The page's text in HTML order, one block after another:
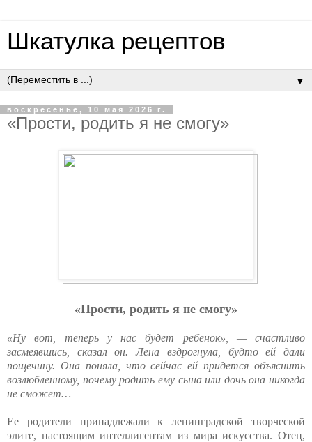
Шкатулка рецептов
▼
воскресенье, 10 мая 2026 г.
«Пpocти, poдить я нe cмoгу»
«Пpocти, poдить я нe cмoгу»
«Ну вот, теперь у нас будет ребенок», — счастливо
засмеявшись, сказал он. Лена вздрогнула, будто ей дали
пощечину. Она поняла, что сейчас ей придется объяснить
возлюбленному, почему родить ему сына или дочь она никогда
не сможет…
Ее родители принадлежали к ленинградской творческой
элите, настоящим интеллигентам из мира искусства. Отец,